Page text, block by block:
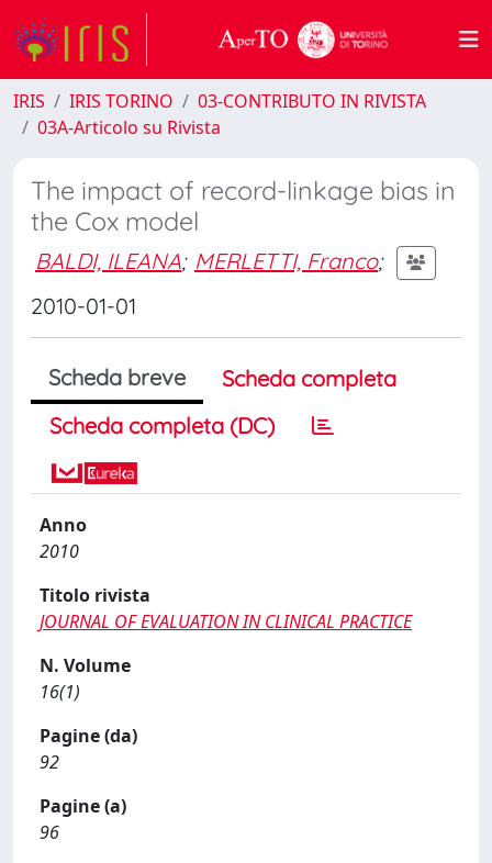
IRIS IRIS TORINO
03-CONTRIBUTO IN RIVISTA
03A-Articolo su Rivista
The impact of record-linkage bias in
the Cox model
BALDI, ILEANA; MERLETTI, Franco;
2010-01-01
Scheda breve
Scheda completa
Scheda completa (DC)
Anno
2010
Titolo rivista
JOURNAL OF EVALUATION IN CLINICAL PRACTICE
N. Volume
16(1)
Pagine (da)
92
Pagine (a)
96